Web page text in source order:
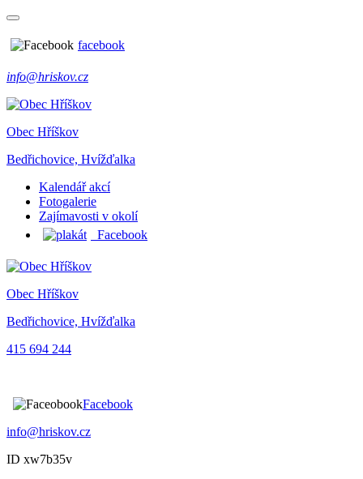
facebook
info@hriskov.cz
Obec Hříškov
Bedřichovice, Hvížďalka
Kalendář akcí
Fotogalerie
Zajímavosti v okolí
Facebook
Obec Hříškov
Bedřichovice, Hvížďalka
415 694 244
Facebook
info@hriskov.cz
ID xw7b35v